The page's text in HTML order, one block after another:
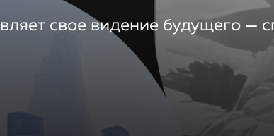
свое видение будущего —